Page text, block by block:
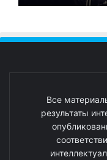
Все
результаты